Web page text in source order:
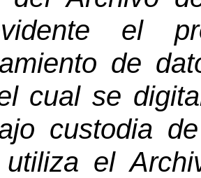
el
de
cual se
custodia
utiliza el